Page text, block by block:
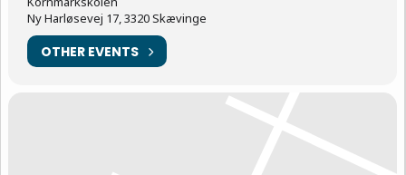
Ny Harløsevej 17, 3320 Skævinge
OTHER EVENTS